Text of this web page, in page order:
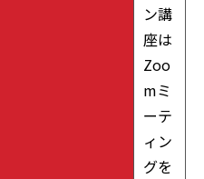
ン講
座は
Zoo
mミ
ーテ
ィン
グを